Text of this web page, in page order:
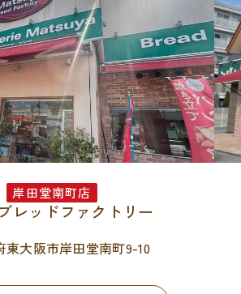
岸田堂南町店
レッドファクトリー
東大阪市岸田堂南町9-10